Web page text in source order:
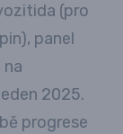
(pro
panel
2025.
progrese